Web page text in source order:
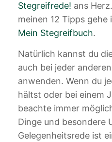
Stegreifrede! ans
meinen 12 Tipps gehe
Mein Stegreifbuch.
Natürlich kannst du
auch bei jeder
anwenden. Wenn du
hältst oder bei einem
beachte immer
Dinge und besondere
Gelegenheitsrede ist